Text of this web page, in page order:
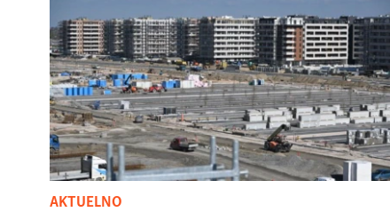
AKTUELNO